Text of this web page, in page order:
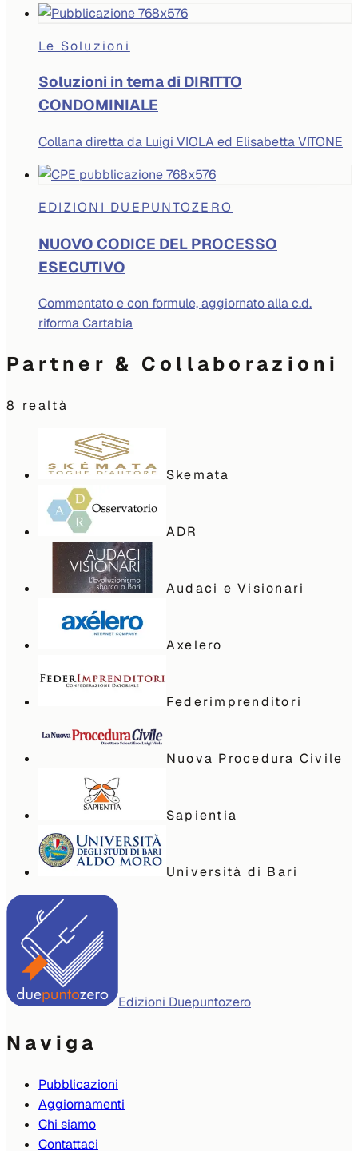
Le Soluzioni
Soluzioni in tema di DIRITTO
CONDOMINIALE
Collana diretta da Luigi VIOLA ed Elisabetta VITONE
EDIZIONI DUEPUNTOZERO
NUOVO CODICE DEL PROCESSO
ESECUTIVO
Commentato e con formule, aggiornato alla c.d.
riforma Cartabia
Partner & Collaborazioni
8 realtà
Skemata
ADR
Audaci e Visionari
Axelero
Federimprenditori
Nuova Procedura Civile
Sapientia
Università di Bari
Edizioni Duepuntozero
Naviga
Pubblicazioni
Aggiornamenti
Chi siamo
Contattaci